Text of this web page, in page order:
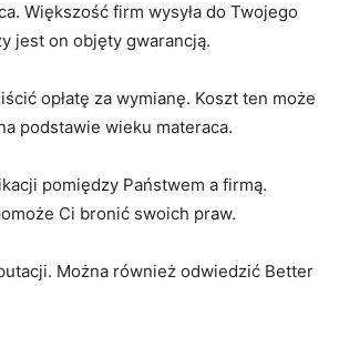
Większość firm wysyła do Twojego
jest on objęty gwarancją.
opłatę za wymianę. Koszt ten może
podstawie wieku materaca.
pomiędzy Państwem a firmą.
Ci bronić swoich praw.
Można również odwiedzić Better